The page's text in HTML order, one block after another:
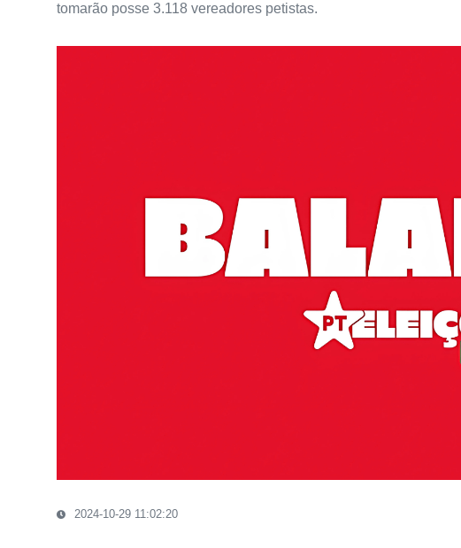
tomarão posse 3.118 vereadores petistas.
2024-10-29 11:02:20